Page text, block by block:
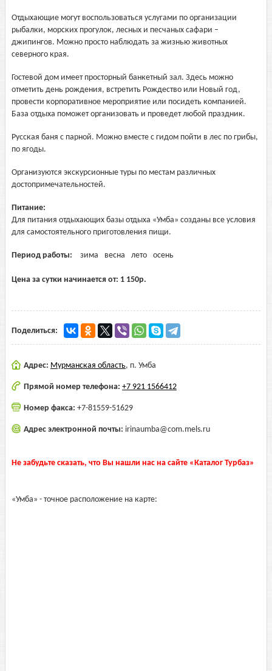
Отдыхающие могут воспользоваться услугами по организации
рыбалки, морских прогулок, лесных и песчаных сафари –
джипингов. Можно просто наблюдать за жизнью животных
северного края.
Гостевой дом имеет просторный банкетный зал. Здесь можно
отметить день рождения, встретить Рождество или Новый год,
провести корпоративное мероприятие или посидеть компанией.
База отдыха поможет организовать и проведет любой праздник.
Русская баня с парной. Можно вместе с гидом пойти в лес по грибы,
по ягоды.
Организуются экскурсионные туры по местам различных
достопримечательностей.
Питание:
Для питания отдыхающих базы отдыха «Умба» созданы все условия
для самостоятельного приготовления пищи.
Период работы: зима весна лето осень
Цена за сутки начинается от: 1 150р.
Поделиться:
Адрес: Мурманская область, п. Умба
Прямой номер телефона: +7 921 1566412
Номер факса: +7-81559-51629
Адрес электронной почты: irinaumba@com.mels.ru
Не забудьте сказать, что Вы нашли нас на сайте «Каталог Турбаз»
«Умба» - точное расположение на карте: